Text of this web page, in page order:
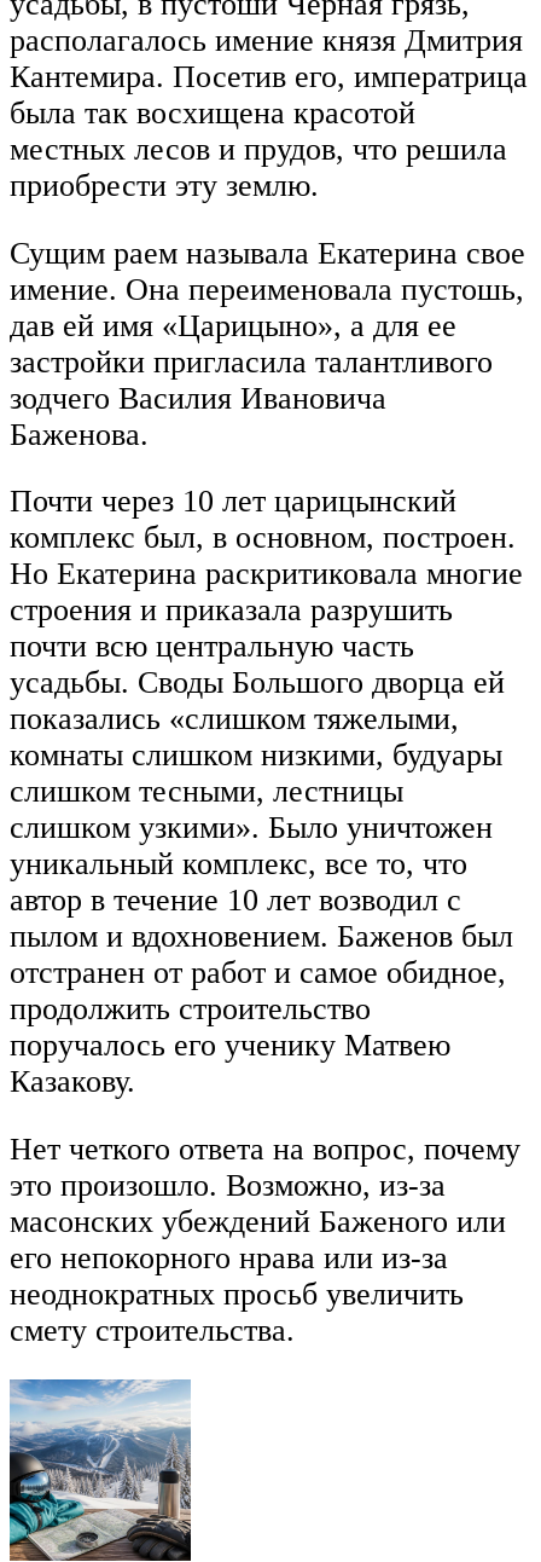
располагалось имение князя Дмитрия
Кантемира. Посетив его, императрица
была так восхищена красотой
местных лесов и прудов, что решила
приобрести эту землю.
Сущим раем называла Екатерина свое
имение. Она переименовала пустошь,
дав ей имя «Царицыно», а для ее
застройки пригласила талантливого
зодчего Василия Ивановича
Баженова.
Почти через 10 лет царицынский
комплекс был, в основном, построен.
Но Екатерина раскритиковала многие
строения и приказала разрушить
почти всю центральную часть
усадьбы. Своды Большого дворца ей
показались «слишком тяжелыми,
комнаты слишком низкими, будуары
слишком тесными, лестницы
слишком узкими». Было уничтожен
уникальный комплекс, все то, что
автор в течение 10 лет возводил с
пылом и вдохновением. Баженов был
отстранен от работ и самое обидное,
продолжить строительство
поручалось его ученику Матвею
Казакову.
Нет четкого ответа на вопрос, почему
это произошло. Возможно, из-за
масонских убеждений Баженого или
его непокорного нрава или из-за
неоднократных просьб увеличить
смету строительства.